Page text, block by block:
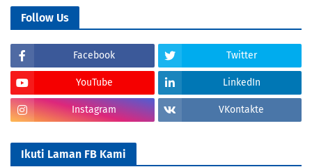
Follow Us
Facebook Twitter
YouTube LinkedIn
Instagram VKontakte
Ikuti Laman FB Kami